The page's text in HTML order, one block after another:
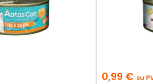
0,99 € su